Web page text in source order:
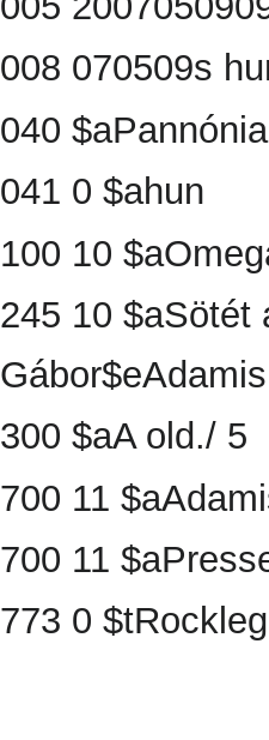
008 070509s
040
041 0 $ahun
100 10
245 10 $aSötét
300 $aA old./ 5
700 11
700 11
773 0